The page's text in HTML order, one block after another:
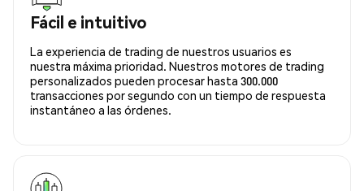
Fácil e intuitivo
La experiencia de trading de nuestros usuarios es
nuestra máxima prioridad. Nuestros motores de trading
personalizados pueden procesar hasta 300.000
transacciones por segundo con un tiempo de respuesta
instantáneo a las órdenes.